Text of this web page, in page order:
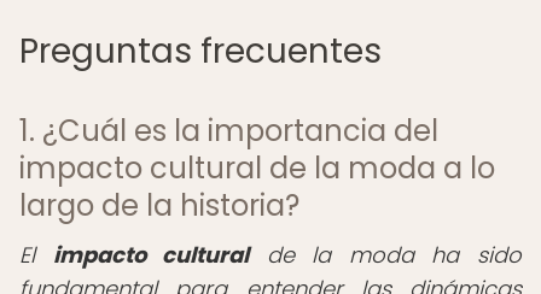
Preguntas frecuentes
1. ¿Cuál es la importancia del
impacto cultural de la moda a lo
largo de la historia?
El impacto culturalde la moda ha sido